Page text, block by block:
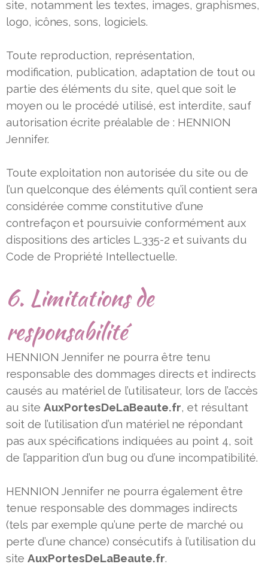
site, notamment les textes, images, graphismes,
logo, icônes, sons, logiciels.
Toute reproduction, représentation,
modification, publication, adaptation de tout ou
partie des éléments du site, quel que soit le
moyen ou le procédé utilisé, est interdite, sauf
autorisation écrite préalable de : HENNION
Jennifer.
Toute exploitation non autorisée du site ou de
l’un quelconque des éléments qu’il contient sera
considérée comme constitutive d’une
contrefaçon et poursuivie conformément aux
dispositions des articles L.335-2 et suivants du
Code de Propriété Intellectuelle.
6. Limitations de
responsabilité
HENNION Jennifer ne pourra être tenu
responsable des dommages directs et indirects
causés au matériel de l’utilisateur, lors de l’accès
au site AuxPortesDeLaBeaute.fr, et résultant
soit de l’utilisation d’un matériel ne répondant
pas aux spécifications indiquées au point 4, soit
de l’apparition d’un bug ou d’une incompatibilité.
HENNION Jennifer ne pourra également être
tenue responsable des dommages indirects
(tels par exemple qu’une perte de marché ou
perte d’une chance) consécutifs à l’utilisation du
site AuxPortesDeLaBeaute.fr.